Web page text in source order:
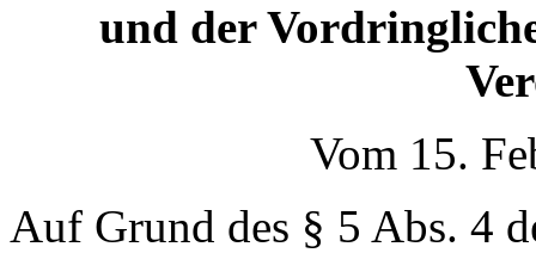
und der
Vom 15.
Auf Grund des § 5 Abs. 4